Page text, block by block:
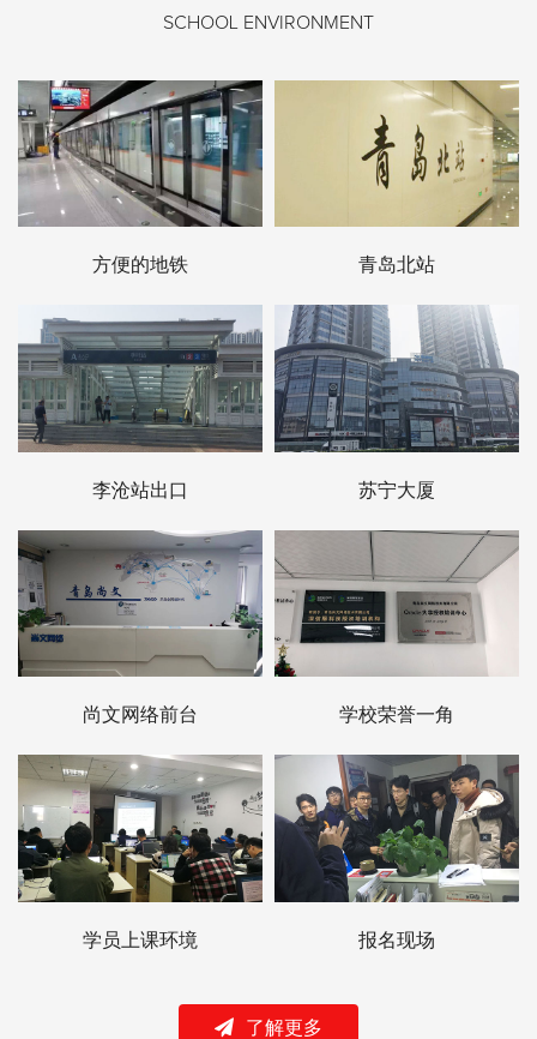
SCHOOL ENVIRONMENT
方便的地铁 青岛北站
李沧站出口 苏宁大厦
尚文网络前台 学校荣誉一角
学员上课环境 报名现场
了解更多